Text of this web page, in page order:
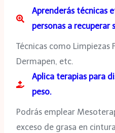
Aprenderás técnicas
personas a recuperar
Técnicas como Limpiezas
Dermapen, etc.
Aplica terapias para
peso.
Podrás emplear
exceso de grasa en